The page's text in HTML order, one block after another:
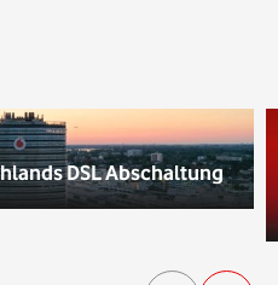
DSL Abschaltung